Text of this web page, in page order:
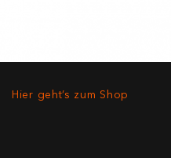
Hier geht’s zum Shop